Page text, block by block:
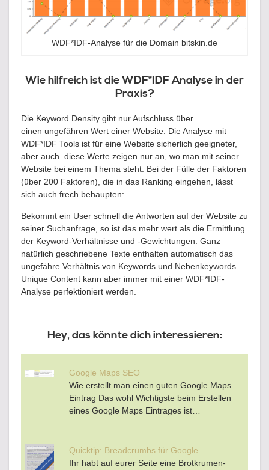
WDF*IDF-Analyse für die Domain bitskin.de
Wie hilfreich ist die WDF*IDF Analyse in der
Praxis?
Die Keyword Density gibt nur Aufschluss über
einen ungefähren Wert einer Website. Die Analyse mit
WDF*IDF Tools ist für eine Website sicherlich geeigneter,
aber auch diese Werte zeigen nur an, wo man mit seiner
Website bei einem Thema steht. Bei der Fülle der Faktoren
(über 200 Faktoren), die in das Ranking eingehen, lässt
sich auch frech behaupten:
Bekommt ein User schnell die Antworten auf der Website zu
seiner Suchanfrage, so ist das mehr wert als die Ermittlung
der Keyword-Verhältnisse und -Gewichtungen. Ganz
natürlich geschriebene Texte enthalten automatisch das
ungefähre Verhältnis von Keywords und Nebenkeywords.
Unique Content kann aber immer mit einer WDF*IDF-
Analyse perfektioniert werden.
Hey, das könnte dich interessieren:
Google Maps SEO
Wie erstellt man einen guten Google Maps
Eintrag Das wohl Wichtigste beim Erstellen
eines Google Maps Eintrages ist…
Quicktip: Breadcrumbs für Google
Ihr habt auf eurer Seite eine Brotkrumen-